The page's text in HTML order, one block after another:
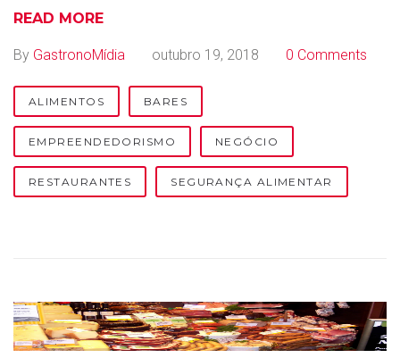
READ MORE
By GastronoMídia outubro 19, 2018 0 Comments
ALIMENTOS BARES
EMPREENDEDORISMO NEGÓCIO
RESTAURANTES SEGURANÇA ALIMENTAR